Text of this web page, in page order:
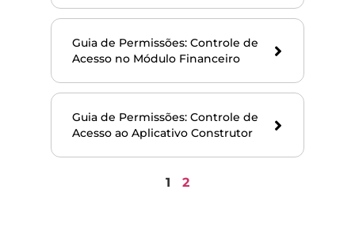
Guia de Permissões: Controle de
Acesso no Módulo Financeiro
Guia de Permissões: Controle de
Acesso ao Aplicativo Construtor
1 2